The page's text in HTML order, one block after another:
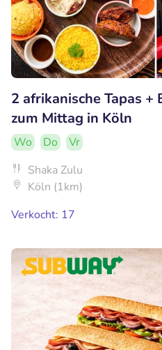
2 afrikanische Tapas +
zum Mittag in Köln
Wo Do
Vr
Shaka Zulu
Köln (1km)
Verkocht: 17